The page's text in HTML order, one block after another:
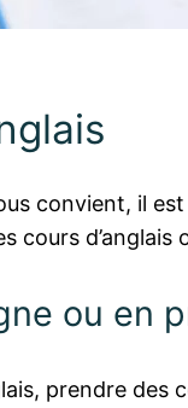
convient, il
cours
ou en
prendre